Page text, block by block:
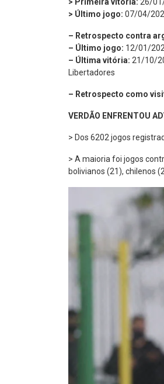
> Último jogo: 07/04/
– Retrospecto contra
– Último jogo: 12/01/
– Última vitória: 21/10/
Libertadores
– Retrospecto como
VERDÃO ENFRENTOU
> Dos 6202 jogos
> A maioria foi jogos
bolivianos (21), chilenos